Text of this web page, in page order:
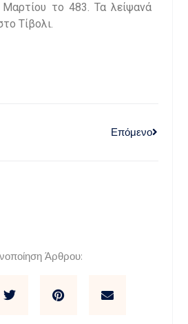
το 483. Τα λείψανά
Τίβολι.
Επόμενο
Άρθρου: